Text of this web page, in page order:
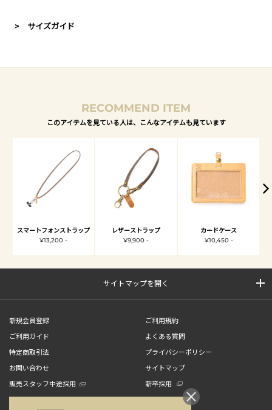
> サイズガイド
RECOMMEND ITEM
このアイテムを見ている人は、こんなアイテムも見ています
スマートフォンストラップ
¥13,200 -
レザーストラップ
¥9,900 -
カードケース
¥10,450 -
サイトマップを開く
新規会員登録
ご利用規約
ご利用ガイド
よくある質問
特定商取引法
プライバシーポリシー
お問い合わせ
サイトマップ
販売スタッフ中途採用
新卒採用